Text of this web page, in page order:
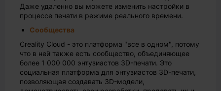
Даже удаленно вы можете изменить настройки в
процессе печати в режиме реального времени.
Сообщества
Creality Cloud - это платформа "все в одном", потому
что в ней также есть сообщество, объединяющее
более 1 000 000 энтузиастов 3D-печати. Это
социальная платформа для энтузиастов 3D-печати,
позволяющая создавать 3D-модели,